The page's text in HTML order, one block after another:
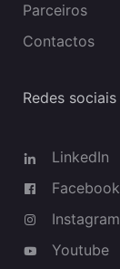
Parceiros
Contactos
Redes sociais
LinkedIn
Facebook
Instagram
Youtube